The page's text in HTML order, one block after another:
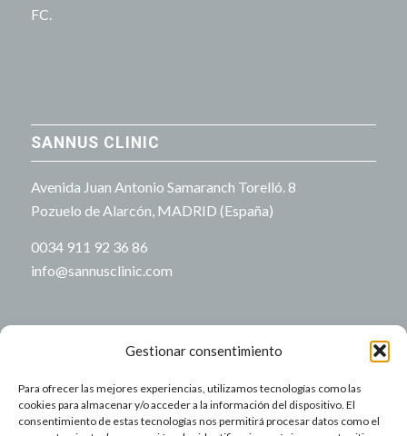
Gestionar consentimiento
Para ofrecer las mejores experiencias, utilizamos tecnologías como las
cookies para almacenar y/o acceder a la información del dispositivo. El
consentimiento de estas tecnologías nos permitirá procesar datos como el
FC.
SANNUS CLINIC
Avenida Juan Antonio Samaranch Torelló. 8
Pozuelo de Alarcón, MADRID (España)
0034 911 92 36 86
info@sannusclinic.com
NUESTRO HORARIO